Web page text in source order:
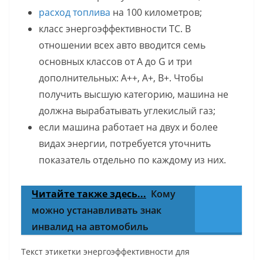
расход топлива на 100 километров;
класс энергоэффективности ТС. В
отношении всех авто вводится семь
основных классов от A до G и три
дополнительных: А++, А+, В+. Чтобы
получить высшую категорию, машина не
должна вырабатывать углекислый газ;
если машина работает на двух и более
видах энергии, потребуется уточнить
показатель отдельно по каждому из них.
Читайте также здесь... Кому
можно устанавливать знак
инвалид на автомобиль
Текст этикетки энергоэффективности для